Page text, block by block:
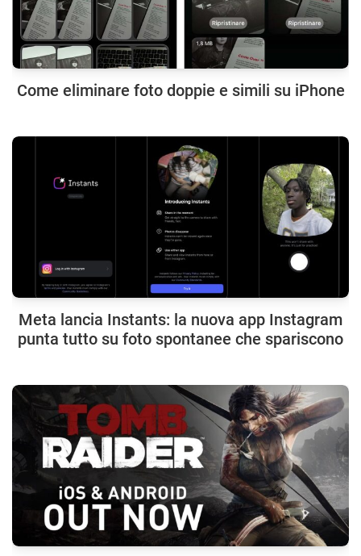
Come eliminare foto doppie e simili su iPhone
Meta lancia Instants: la nuova app Instagram
punta tutto su foto spontanee che spariscono